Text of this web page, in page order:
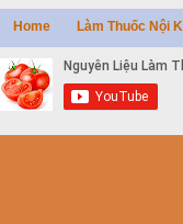
Home Làm Thuốc Nội